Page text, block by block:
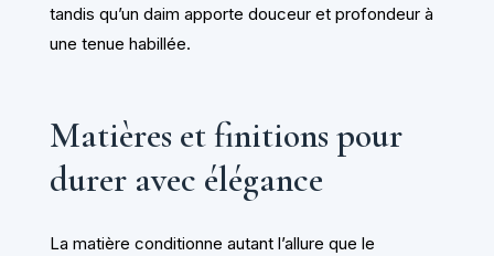
tandis qu’un daim apporte douceur et profondeur à
une tenue habillée.
Matières et finitions pour
durer avec élégance
La matière conditionne autant l’allure que le